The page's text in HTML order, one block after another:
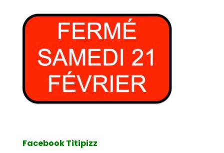
Facebook Titipizz